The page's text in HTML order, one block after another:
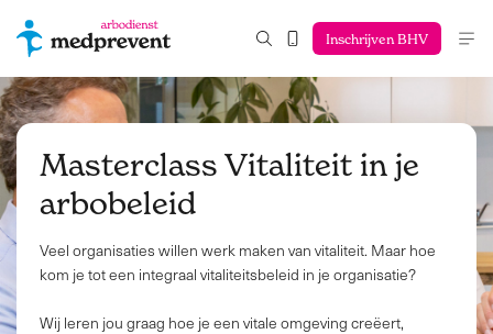
Inschrijven BHV
Masterclass Vitaliteit in je
arbobeleid
Veel organisaties willen werk maken van vitaliteit. Maar hoe
kom je tot een integraal vitaliteitsbeleid in je organisatie?
Wij leren jou graag hoe je een vitale omgeving creëert,